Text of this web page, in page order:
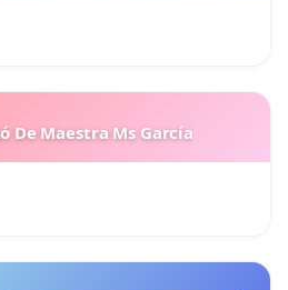
De Maestra Ms García